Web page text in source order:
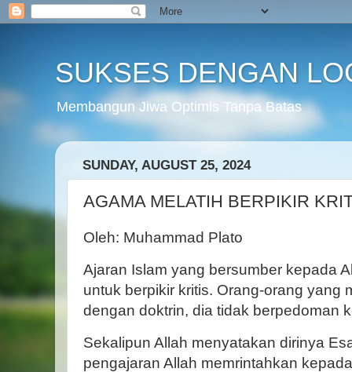
SUKSES DENGAN
Membangun Jiwa Optimis Tanpa Batas
SUNDAY, AUGUST 25, 2024
AGAMA MELATIH BERPIKIR
Oleh: Muhammad Plato
Ajaran Islam yang bersumber kepada
untuk berpikir kritis. Orang-orang yang
dengan doktrin, dia tidak berpedoman
Sekalipun Allah menyatakan dirinya
pengajaran Allah memrintahkan